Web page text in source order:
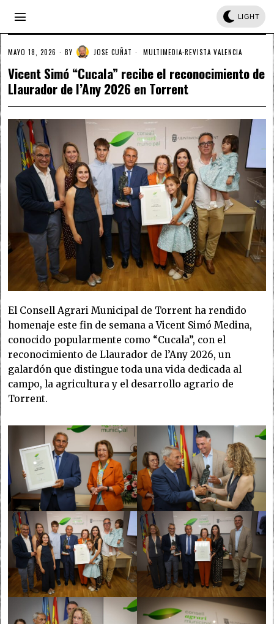
LIGHT
MAYO 18, 2026 BY JOSE CUÑAT MULTIMEDIA·REVISTA VALENCIA
Vicent Simó “Cucala” recibe el reconocimiento de
Llaurador de l’Any 2026 en Torrent
El Consell Agrari Municipal de Torrent ha rendido
homenaje este fin de semana a Vicent Simó Medina,
conocido popularmente como “Cucala”, con el
reconocimiento de Llaurador de l’Any 2026, un
galardón que distingue toda una vida dedicada al
campo, la agricultura y el desarrollo agrario de
Torrent.